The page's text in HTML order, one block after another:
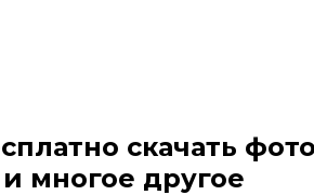
скачать
многое другое